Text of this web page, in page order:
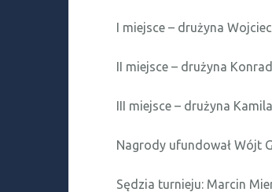
I miejsce – drużyna
II miejsce – drużyna
III miejsce – drużyna
Nagrody ufundował Wójt
Sędzia turnieju: Marcin